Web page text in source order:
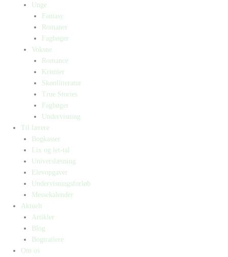
Unge
Fantasy
Romaner
Fagbøger
Voksne
Romance
Krimier
Skønlitteratur
True Stories
Fagbøger
Undervisning
Til lærere
Bogkasser
Lix og let-tal
Universlæsning
Elevopgaver
Undervisningsforløb
Messekalender
Aktuelt
Artikler
Blog
Bogtrailere
Om os